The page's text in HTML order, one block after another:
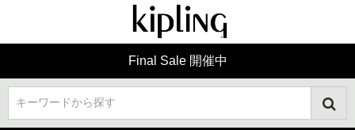
Final Sale 開催中
キーワードから探す